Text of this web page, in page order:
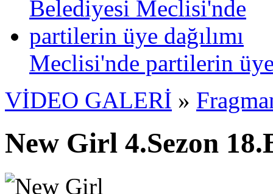
Meclisi'nde partilerin üye
VİDEO GALERİ »
New Girl 4.Sezon